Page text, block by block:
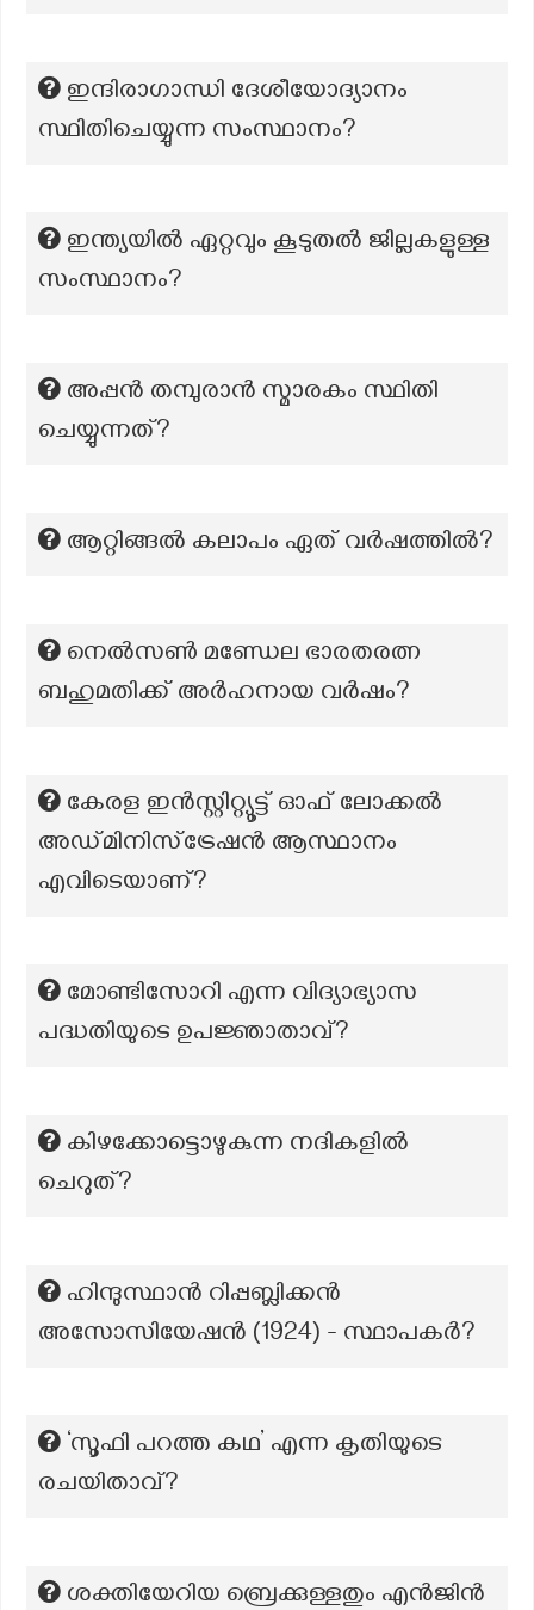
ഇന്ദിരാഗാന്ധി ദേശീയോദ്യാനം
സ്ഥിതിചെയ്യുന്ന സംസ്ഥാനം?
ഇന്ത്യയിൽ ഏറ്റവും കൂടുതൽ ജില്ലകളുള്ള
സംസ്ഥാനം?
അപ്പൻ തമ്പുരാൻ സ്മാരകം സ്ഥിതി
ചെയ്യുന്നത്?
ആറ്റിങ്ങൽ കലാപം ഏത് വർഷത്തിൽ?
നെൽസൺ മണ്ഡേല ഭാരതരത്ന
ബഹുമതിക്ക് അർഹനായ വർഷം?
കേരള ഇൻസ്റ്റിറ്റ്യൂട്ട് ഓഫ് ലോക്കൽ
അഡ്മിനിസ്ട്രേഷൻ ആസ്ഥാനം
എവിടെയാണ്?
മോണ്ടിസോറി എന്ന വിദ്യാഭ്യാസ
പദ്ധതിയുടെ ഉപജ്ഞാതാവ്?
കിഴക്കോട്ടൊഴുകുന്ന നദികളില്‍
ചെറുത്?
ഹിന്ദുസ്ഥാൻ റിപ്പബ്ലിക്കൻ
അസോസിയേഷൻ (1924) - സ്ഥാപകര്‍?
‘സൂഫി പറത്ത കഥ’ എന്ന കൃതിയുടെ
രചയിതാവ്?
ശക്തിയേറിയ ബ്രെക്കുള്ളതും എൻജിൻ